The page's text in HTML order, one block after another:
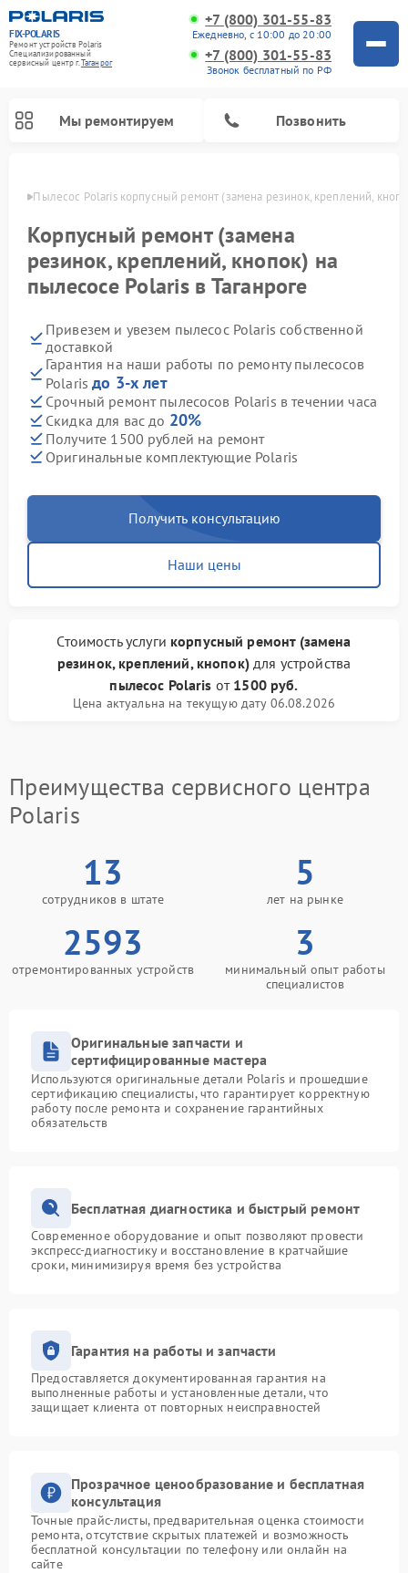
FIX-POLARIS
Ремонт устройств Polaris
Специализированный
cервисный центр г.Таганрог
+7 (800) 301-55-83
Ежедневно, с 10:00 до 20:00
+7 (800) 301-55-83
Звонок бесплатный по РФ
Мы ремонтируем Позвонить
Пылесос Polaris корпусный ремонт (замена резинок, креплений,
Корпусный ремонт (замена
резинок, креплений, кнопок) на
пылесосе Polaris в Таганроге
Привезем и увезем пылесос Polaris собственной
доставкой
Гарантия на наши работы по ремонту пылесосов
Polarisдо 3-х лет
Срочный ремонт пылесосов Polaris в течении часа
Скидка для вас до 20%
Получите 1500 рублей на ремонт
Оригинальные комплектующие Polaris
Получить консультацию
Наши цены
Стоимость услуги корпусный ремонт (замена
резинок, креплений, кнопок)для устройства
пылесос Polaris от 1500 руб.
Цена актуальна на текущую дату 06.08.2026
Преимущества сервисного центра
Polaris
13
сотрудников в штате
5
лет на рынке
2593
отремонтированных устройств
3
минимальный опыт работы
специалистов
Оригинальные запчасти и
сертифицированные мастера
Используются оригинальные детали Polaris и прошедшие
сертификацию специалисты, что гарантирует корректную
работу после ремонта и сохранение гарантийных
обязательств
Бесплатная диагностика и быстрый ремонт
Современное оборудование и опыт позволяют провести
экспресс-диагностику и восстановление в кратчайшие
сроки, минимизируя время без устройства
Гарантия на работы и запчасти
Предоставляется документированная гарантия на
выполненные работы и установленные детали, что
защищает клиента от повторных неисправностей
Прозрачное ценообразование и бесплатная
консультация
Точные прайс-листы, предварительная оценка стоимости
ремонта, отсутствие скрытых платежей и возможность
бесплатной консультации по телефону или онлайн на
сайте